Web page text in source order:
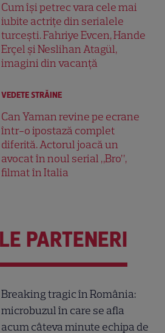
Cum își petrec vara cele mai
iubite actrițe din serialele
turcești. Fahriye Evcen, Hande
Erçel și Neslihan Atagül,
imagini din vacanță
VEDETE STRĂINE
Can Yaman revine pe ecrane
într-o ipostază complet
diferită. Actorul joacă un
avocat în noul serial „Bro”,
filmat în Italia
PARTENERI
Breaking tragic în România:
microbuzul în care se afla
acum câteva minute echipa de